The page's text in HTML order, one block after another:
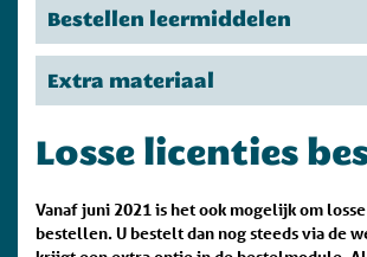
Bestellen leermiddelen
Extra materiaal
Losse licenties
Vanaf juni 2021 is het ook mogelijk om
bestellen. U bestelt dan nog steeds via de